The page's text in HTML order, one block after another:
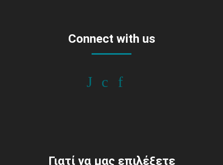
Connect with us
Γιατί να μας επιλέξετε